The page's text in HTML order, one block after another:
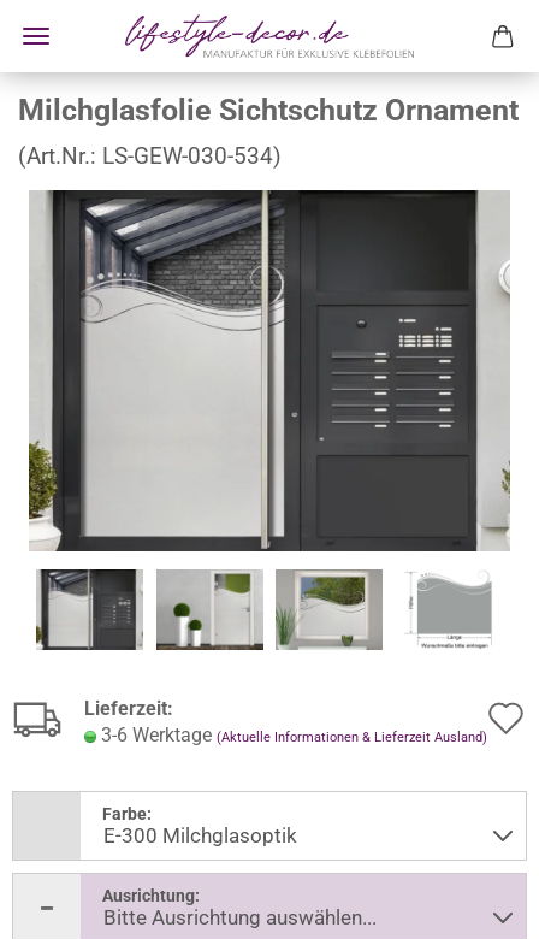
Milchglasfolie Sichtschutz Ornament
(Art.Nr.: LS-GEW-030-534)
Lieferzeit:
3-6 Werktage (Aktuelle Informationen & Lieferzeit Ausland)
Farbe:
Ausrichtung: